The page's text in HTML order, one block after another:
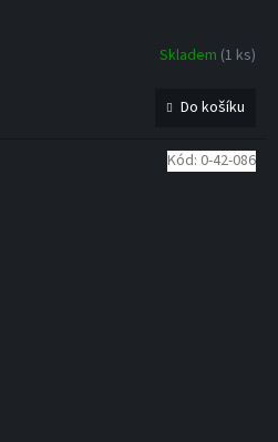
Skladem (1 ks)
Do košíku
Kód: 0-42-086